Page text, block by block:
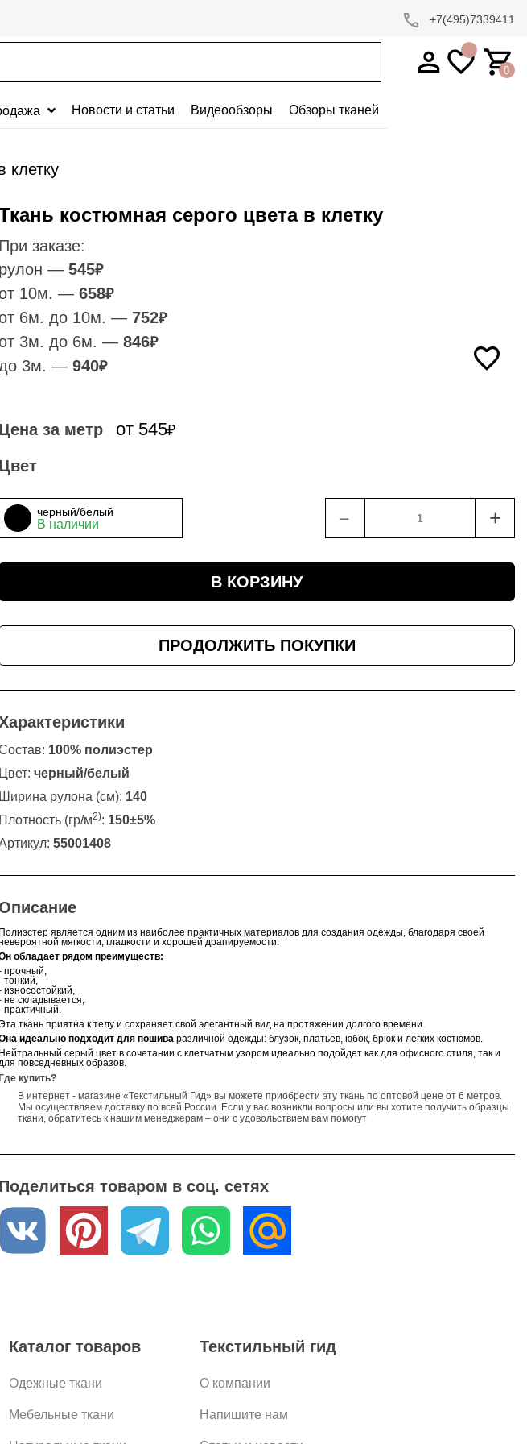
+7(495)7339411
0
Новости и статьи Видеообзоры Обзоры тканей
клетку
костюмная серого цвета в клетку
При заказе:
рулон — 545₽
10м. — 658₽
6м. до 10м. — 752₽
3м. до 6м. — 846₽
3м. — 940₽
Цена за метр от 545₽
Цвет
черный/белый
В наличии ﹣ +
В КОРЗИНУ
ПРОДОЛЖИТЬ ПОКУПКИ
100% полиэстер
Цвет: черный/белый
Ширина рулона (см): 140
Плотность (гр/м2): 150±5%
55001408
Полиэстер является одним из наиболее практичных материалов для создания одежды, благодаря своей
мягкости, гладкости и хорошей драпируемости.
обладает рядом преимуществ:
прочный,
тонкий,
износостойкий,
не складывается,
практичный.
ткань приятна к телу и сохраняет свой элегантный вид на протяжении долгого времени.
идеально подходит для пошива различной одежды: блузок, платьев, юбок, брюк и легких костюмов.
Нейтральный серый цвет в сочетании с клетчатым узором идеально подойдет как для офисного стиля, так и
повседневных образов.
Где купить?
В интернет - магазине «Текстильный Гид» вы можете приобрести эту ткань по оптовой цене от 6 метров.
Мы осуществляем доставку по всей России. Если у вас возникли вопросы или вы хотите получить образцы
ткани, обратитесь к нашим менеджерам – они с удовольствием вам помогут
Поделиться товаром в соц. сетях
Каталог товаров
Одежные ткани
Мебельные ткани
Текстильный гид
О компании
Напишите нам